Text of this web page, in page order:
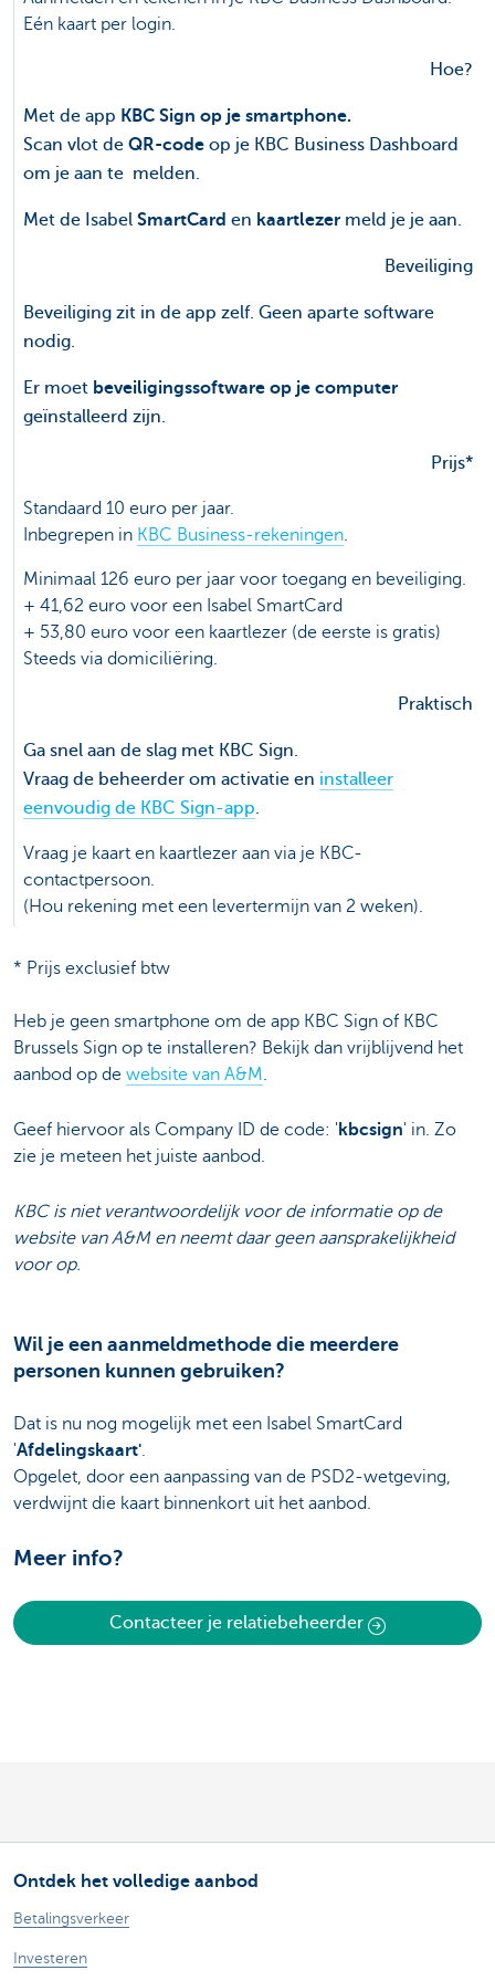
Eén kaart per login.
Hoe?
Met de app KBC Sign op je smartphone.
Scan vlot de QR-code op je KBC Business Dashboard
om je aan te melden.
Met de Isabel SmartCard en kaartlezer meld je je aan.
Beveiliging
Beveiliging zit in de app zelf. Geen aparte software
nodig.
Er moet beveiligingssoftware op je computer
geïnstalleerd zijn.
Prijs*
Standaard 10 euro per jaar.
Inbegrepen in KBC Business-rekeningen
Minimaal 126 euro per jaar voor toegang en beveiliging.
+ 41,62 euro voor een Isabel SmartCard
+ 53,80 euro voor een kaartlezer (de eerste is gratis)
Steeds via domiciliëring.
Praktisch
Ga snel aan de slag met KBC Sign.
Vraag de beheerder om activatie en installeer
eenvoudig de KBC Sign-app
Vraag je kaart en kaartlezer aan via je KBC-
contactpersoon.
(Hou rekening met een levertermijn van 2 weken).
* Prijs exclusief btw
Heb je geen smartphone om de app KBC Sign of KBC
Brussels Sign op te installeren? Bekijk dan vrijblijvend het
aanbod op de website van A&M
Geef hiervoor als Company ID de code: ' kbcsign' in. Zo
zie je meteen het juiste aanbod.
KBC is niet verantwoordelijk voor de informatie op de
website van A&M en neemt daar geen aansprakelijkheid
voor op.
Wil je een aanmeldmethode die meerdere
personen kunnen gebruiken?
Dat is nu nog mogelijk met een Isabel SmartCard
'Afdelingskaart'.
Opgelet, door een aanpassing van de PSD2-wetgeving,
verdwijnt die kaart binnenkort uit het aanbod.
Meer info?
Contacteer je relatiebeheerder
Ontdek het volledige aanbod
Betalingsverkeer
Investeren